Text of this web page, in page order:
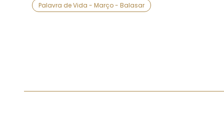
Palavra de Vida - Março - Balasar